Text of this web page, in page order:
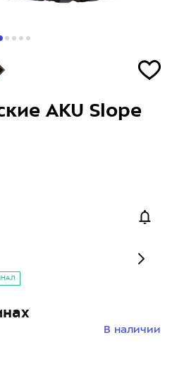
AKU Slope
В наличии